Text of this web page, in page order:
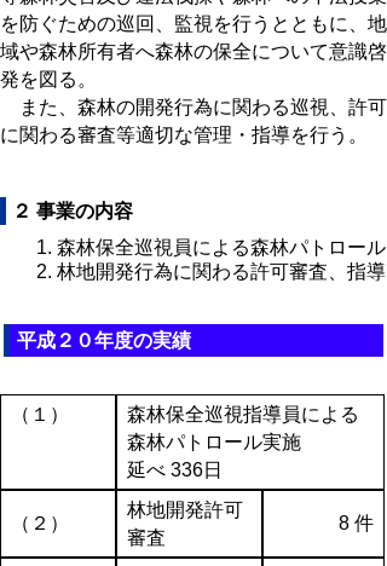
を防ぐための巡回、監視を行うとともに、地
域や森林所有者へ森林の保全について意識啓
発を図る。
また、森林の開発行為に関わる巡視、許可
に関わる審査等適切な管理・指導を行う。
２ 事業の内容
森林保全巡視員による森林パトロール
林地開発行為に関わる許可審査、指導
平成２０年度の実績
（１）
森林保全巡視指導員による
森林パトロール実施
延べ 336日
（２）
林地開発許可
審査
8 件